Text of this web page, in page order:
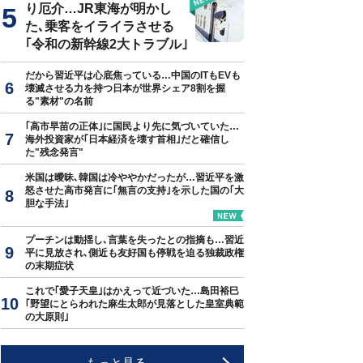
り厄介…JR東海が明かし
た､乗客をイライラさせる
｢令和の新幹線2大トラブル｣
だから習近平は心底焦っている…中国のITもEVも
壊滅させる力を持つ日本が世界シェア8割を握
る"素材"の名前
｢高市早苗の正体｣に国民より先に気づいていた…
海外投資家が｢日本経済を壊す首相｣だと確信し
た"残念発言"
米国は曖昧､韓国は冷ややかだったが…習近平を激
怒させた高市発言に｢無言の支持｣を示した国の｢大
胆な手法｣
プーチンは動揺し､言葉を失ったとの指摘も…習近
平に見放され､側近も友好国も停戦を迫る独裁政権
の末期症状
これで｢愛子天皇｣はかえって近づいた…島田裕巳
｢野望にとらわれた麻生太郎が見落とした皇室典範
の大原則｣